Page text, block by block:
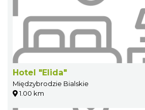
Hotel "Elida"
Międzybrodzie Bialskie
1.00 km